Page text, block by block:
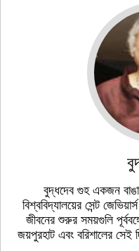
বুদ্ধদেব গুহ একজন
বিশ্ববিদ্যালয়ের সেন্ট
জীবনের শুরুর সময়গুলি
জয়পুরহাট এবং বরিশালের সেই